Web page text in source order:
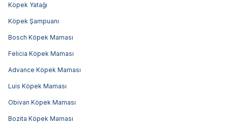
Köpek Yatağı
Köpek Şampuanı
Bosch Köpek Maması
Felicia Köpek Maması
Advance Köpek Maması
Luis Köpek Maması
Obivan Köpek Maması
Bozita Köpek Maması